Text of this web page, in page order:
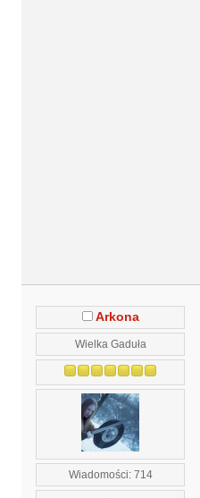
Arkona
Wielka Gaduła
Wiadomości: 714